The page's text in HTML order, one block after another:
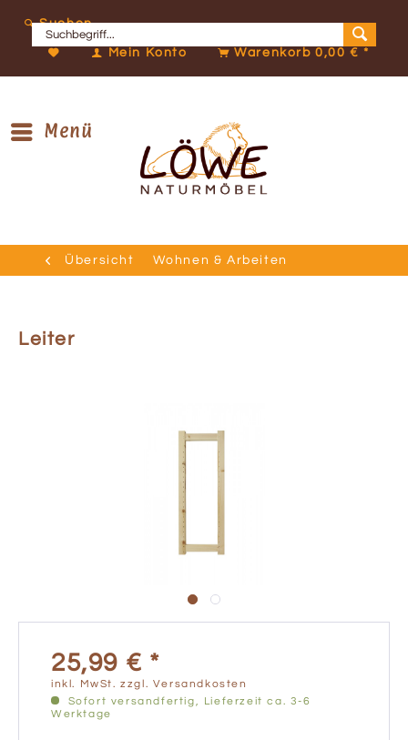
Suchen
Mein Konto Warenkorb0,00 € *
Menü
Übersicht Wohnen & Arbeiten
Leiter
25,99 € *
inkl. MwSt.zzgl. Versandkosten
Sofort versandfertig, Lieferzeit ca. 3-6
Werktage